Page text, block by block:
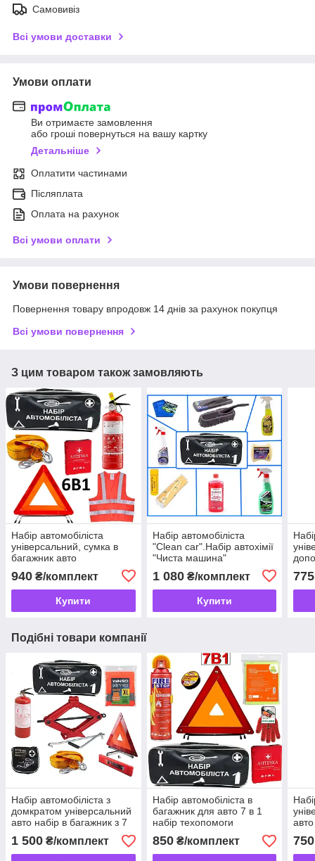
Самовивіз
Всі умови доставки
Умови оплати
Ви отримаєте замовлення
або гроші повернуться на вашу картку
Детальніше
Оплатити частинами
Післяплата
Оплата на рахунок
Всі умови оплати
Умови повернення
Повернення товару впродовж 14 днів за рахунок покупця
Всі умови повернення
З цим товаром також замовляють
Набір автомобіліста
універсальний, сумка в
багажник авто
940 ₴/комплект
Купити
Набір автомобіліста
"Clean car".Набір автохімії
"Чиста машина"
1 080₴/комплект
Купити
775
Подібні товари компанії
Набір автомобіліста з
домкратом універсальний
авто набір в багажник з 7
товарів
1 500 ₴/комплект
Набір автомобіліста в
багажник для авто 7 в 1
набір техопомоги
850₴/комплект 750